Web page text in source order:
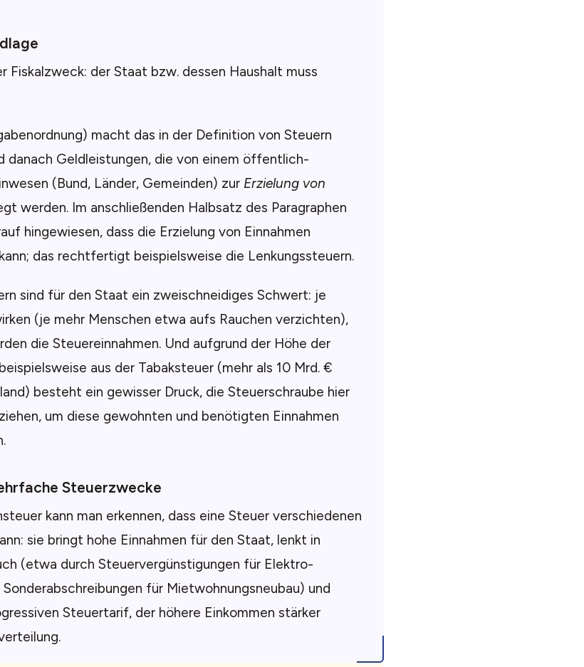
Fiskalzweck: der Staat bzw. dessen Haushalt muss
macht das in der Definition von Steuern
danach Geldleistungen, die von einem öffentlich-
(Bund, Länder, Gemeinden) zur Erzielung von
werden. Im anschließenden Halbsatz des Paragraphen
hingewiesen, dass die Erzielung von Einnahmen
das rechtfertigt beispielsweise die Lenkungssteuern.
sind für den Staat ein zweischneidiges Schwert: je
(je mehr Menschen etwa aufs Rauchen verzichten),
die Steuereinnahmen. Und aufgrund der Höhe der
aus der Tabaksteuer (mehr als 10 Mrd. €
besteht ein gewisser Druck, die Steuerschraube hier
um diese gewohnten und benötigten Einnahmen
Steuerzwecke
kann man erkennen, dass eine Steuer verschiedenen
sie bringt hohe Einnahmen für den Staat, lenkt in
(etwa durch Steuervergünstigungen für Elektro-
für Mietwohnungsneubau) und
Steuertarif, der höhere Einkommen stärker